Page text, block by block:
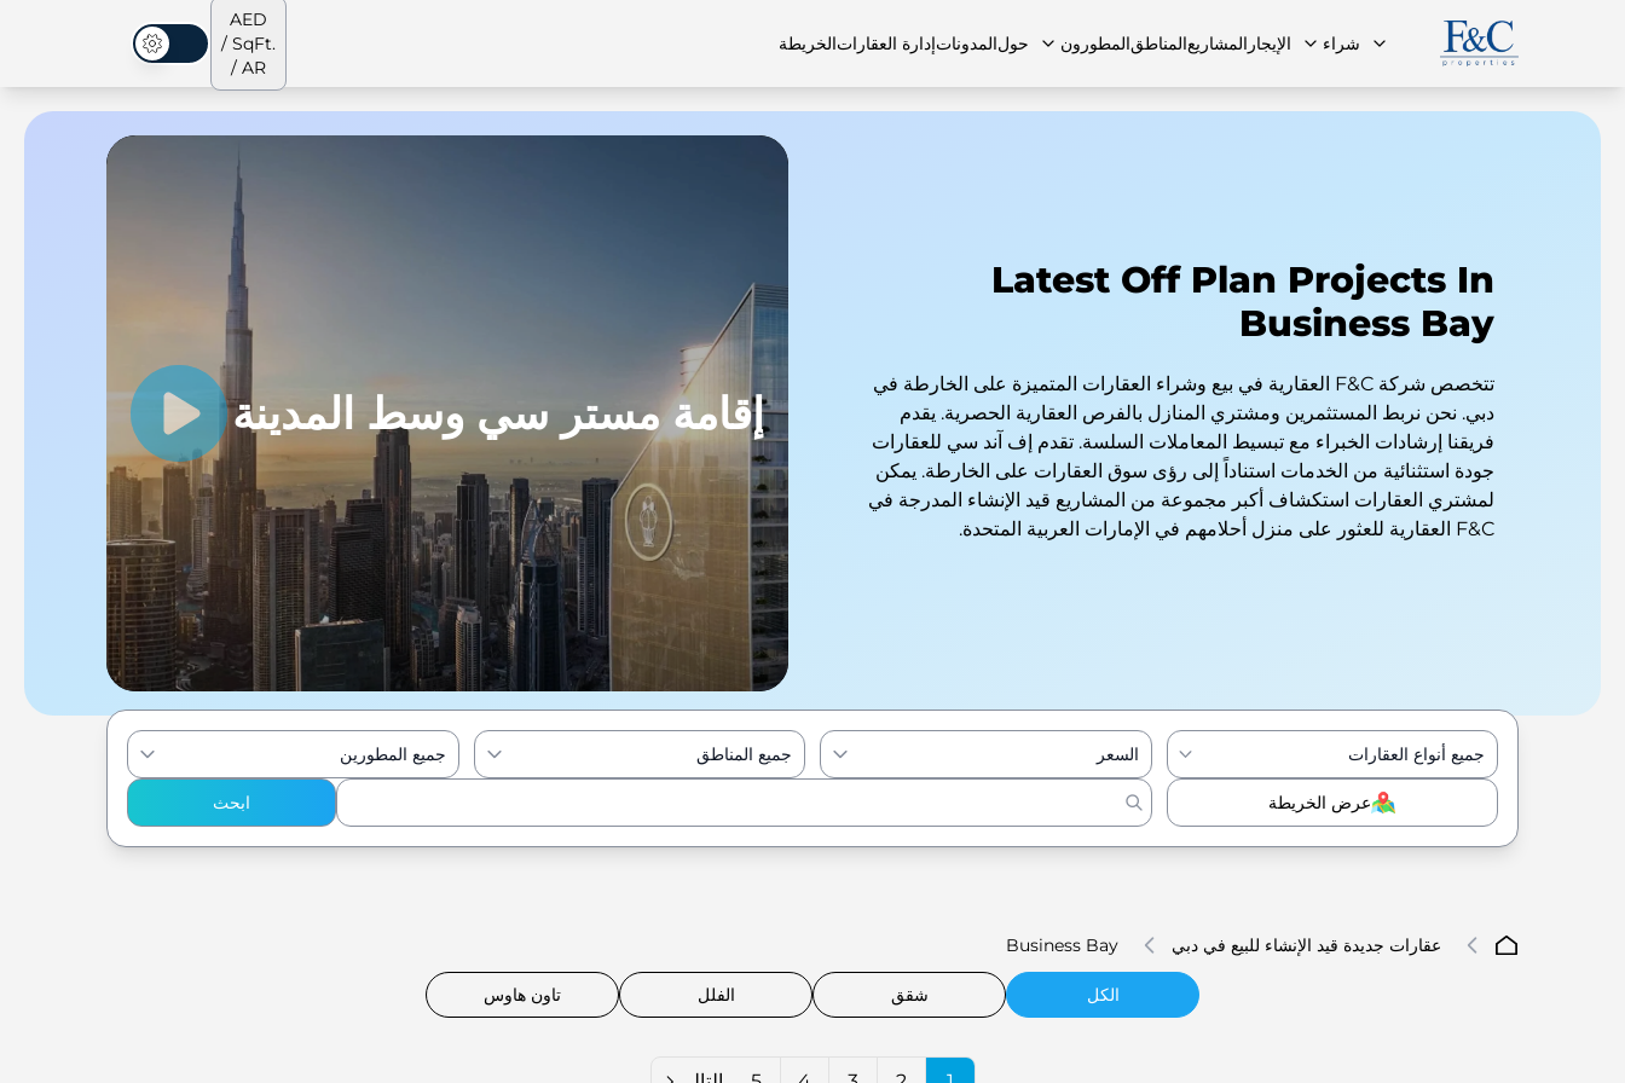
شراء الإيجار المشاريعالمناطقالمطورون حولالمدوناتإدارة العقاراتالخريطة
الوضع المظلم
AED
/ SqFt.
/ AR
Latest Off Plan Projects In
Business Bay
تتخصص شركة F&C العقارية في بيع وشراء العقارات المتميزة على الخارطة في
دبي. نحن نربط المستثمرين ومشتري المنازل بالفرص العقارية الحصرية. يقدم
فريقنا إرشادات الخبراء مع تبسيط المعاملات السلسة. تقدم إف آند سي للعقارات
جودة استثنائية من الخدمات استناداً إلى رؤى سوق العقارات على الخارطة. يمكن
لمشتري العقارات استكشاف أكبر مجموعة من المشاريع قيد الإنشاء المدرجة في
F&C العقارية للعثور على منزل أحلامهم في الإمارات العربية المتحدة.
إقامة مستر سي وسط المدينة
جميع أنواع العقارات
عرض الخريطة
السعر جميع المناطق جميع المطورين
ابحث
عقارات جديدة قيد الإنشاء للبيع في دبي Business Bay
الكل شقق الفلل تاون هاوس